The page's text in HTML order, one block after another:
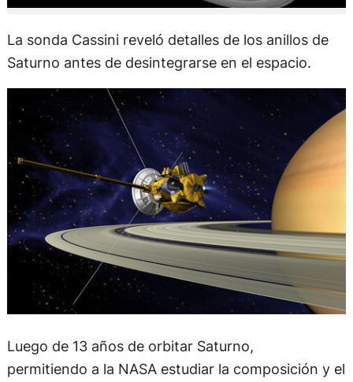
La sonda Cassini reveló detalles de los anillos de
Saturno antes de desintegrarse en el espacio.
Luego de 13 años de orbitar Saturno,
permitiendo a la NASA estudiar la composición y el